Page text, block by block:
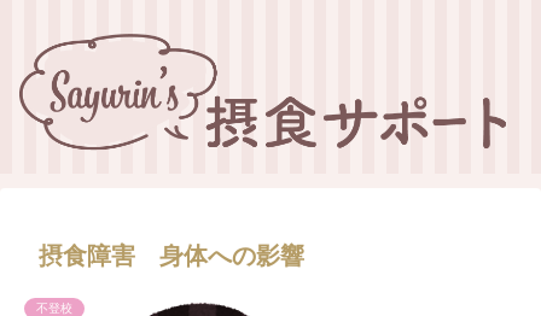
摂食障害 身体への影響
不登校